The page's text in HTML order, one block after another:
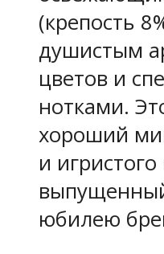
(крепость
душистым
цветов и
нотками.
хороший
и
юбилею